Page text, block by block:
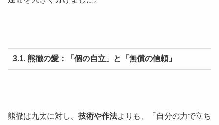
3.1. 熊徹の愛：「個の自立」と「無償の信頼」
熊徹は九太に対し、 技術や作法よりも、「自分の力で立ち